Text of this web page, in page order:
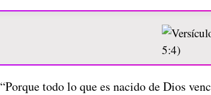
“Porque todo lo que es nacido de Dios